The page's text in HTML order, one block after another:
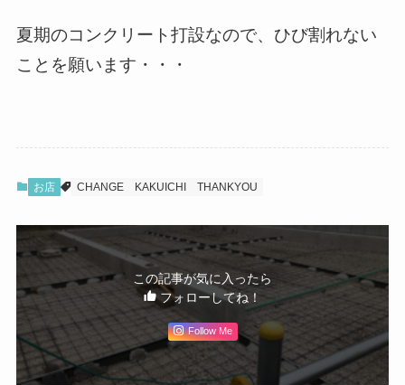
夏期のコンクリート打設なので、ひび割れない
ことを願います・・・
お店 CHANGE KAKUICHI THANKYOU
この記事が気に入ったら
フォローしてね！
Follow Me